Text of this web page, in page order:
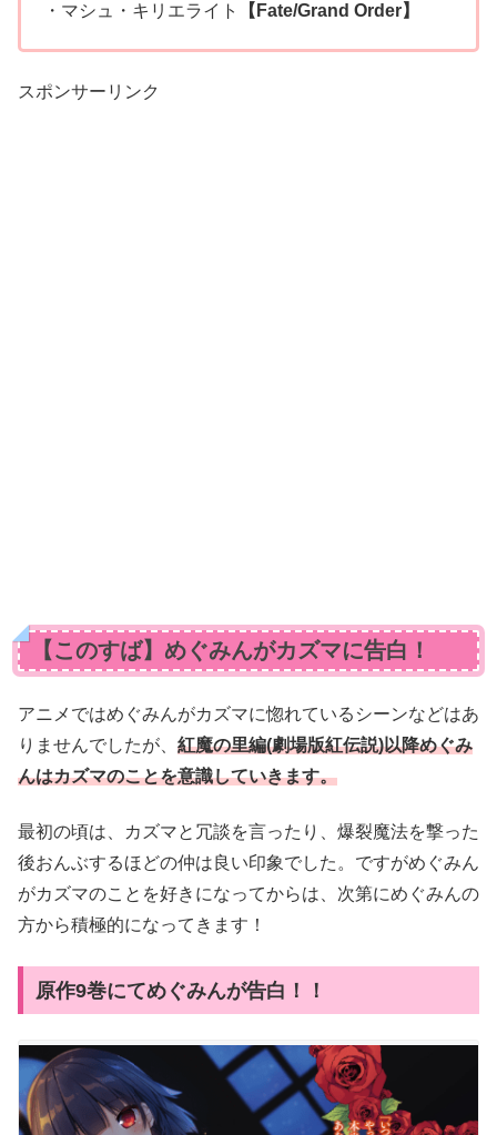
・マシュ・キリエライト
【Fate/Grand Order】
スポンサーリンク
【このすば】めぐみんがカズマに告白！
アニメではめぐみんがカズマに惚れているシーンなどはあ
りませんでしたが、 紅魔の里編(劇場版紅伝説)以降めぐみ
んはカズマのことを意識していきます。
最初の頃は、カズマと冗談を言ったり、爆裂魔法を撃った
後おんぶするほどの仲は良い印象でした。ですがめぐみん
がカズマのことを好きになってからは、次第にめぐみんの
方から積極的になってきます！
原作9巻にてめぐみんが告白！！